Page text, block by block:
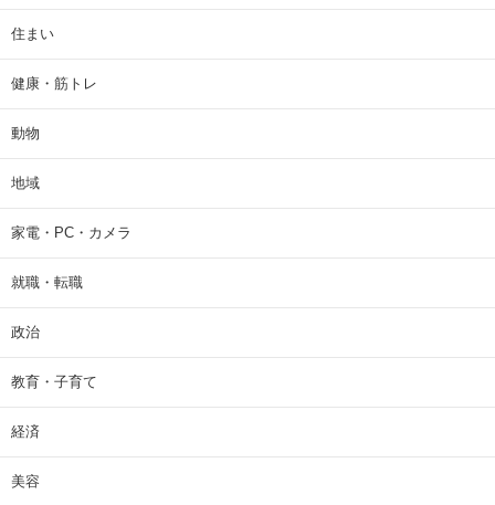
住まい
健康・筋トレ
動物
地域
家電・PC・カメラ
就職・転職
政治
教育・子育て
経済
美容